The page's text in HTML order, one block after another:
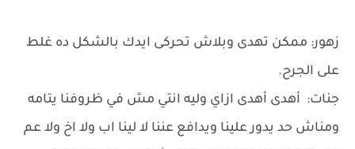
زهور: ممكن تهدى وبلاش تحركى ايدك بالشكل ده غلط
على الجرح.
جنات: أهدى أهدى ازاي وليه انتي مش في ظروفنا يتامه
ومناش حد يدور علينا ويدافع عننا لا لينا اب ولا اخ ولا عم